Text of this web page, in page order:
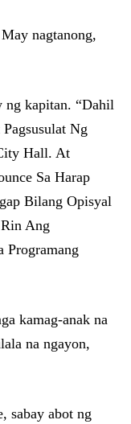
nagtanong,
ng kapitan. “Dahil
Ng
Hall. At
Sa Harap
Bilang Opisyal
Ang
Programang
kamag-anak na
na ngayon,
sabay abot ng